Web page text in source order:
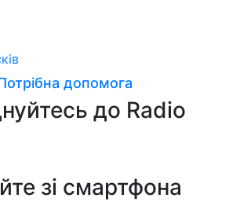
допомога
до Radio
зі смартфона